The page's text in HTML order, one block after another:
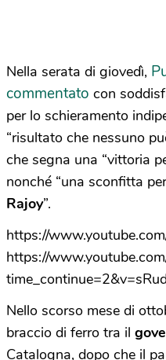
Nella serata di giovedì,
commentato con
per lo schieramento
“risultato che nessuno
che segna una “vittoria
nonché “una sconfitta
Rajoy”.
https://
https://
Nello scorso mese di
braccio di ferro tra il
Catalogna, dopo che il